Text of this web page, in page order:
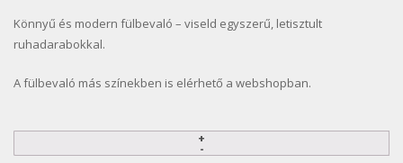
Könnyű és modern fülbevaló – viseld egyszerű, letisztult
ruhadarabokkal.
A fülbevaló más színekben is elérhető a webshopban.